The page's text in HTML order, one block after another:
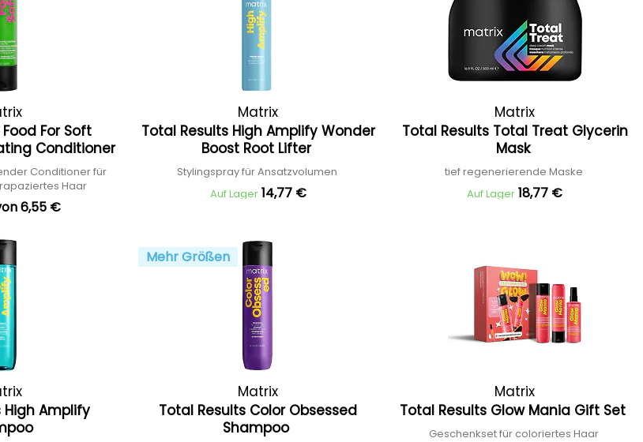
For Soft
Conditioner
Conditioner für
Haar
6,55 €
Matrix
Total Results High Amplify Wonder
Boost Root Lifter
Stylingspray für Ansatzvolumen
Auf Lager 14,77 €
Matrix
Total Results Total Treat Glycerin
Mask
tief regenerierende Maske
Auf Lager 18,77 €
High Amplify
Mehr Größen
Matrix
Total Results Color Obsessed
Shampoo
Matrix
Total Results Glow Mania Gift Set
Geschenkset für coloriertes Haar